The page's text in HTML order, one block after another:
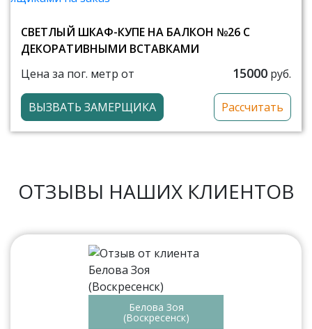
СВЕТЛЫЙ ШКАФ-КУПЕ НА БАЛКОН №26 С
ДЕКОРАТИВНЫМИ ВСТАВКАМИ
Цена за пог. метр от
15000 руб.
ВЫЗВАТЬ ЗАМЕРЩИКА Рассчитать
ОТЗЫВЫ НАШИХ КЛИЕНТОВ
Белова Зоя
(Воскресенск)